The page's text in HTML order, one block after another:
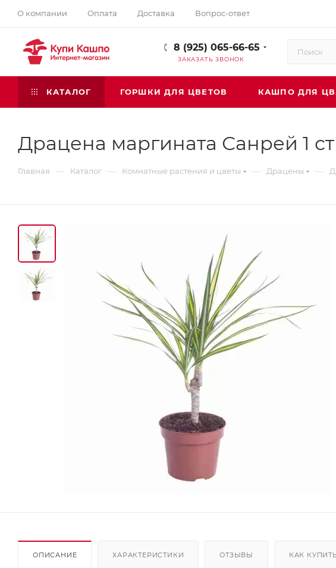
О компании Оплата Доставка Вопрос-ответ
8 (925) 065-66-65
ЗАКАЗАТЬ ЗВОНОК
КАТАЛОГ ГОРШКИ ДЛЯ ЦВЕТОВ КАШПО ДЛЯ
Драцена маргината Санрей 1 ст
Главная — Каталог — Комнатные растения и цветы — Драцены —
ОПИСАНИЕ ХАРАКТЕРИСТИКИ ОТЗЫВЫ КАК